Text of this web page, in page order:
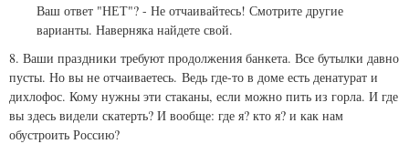
Ваш ответ "НЕТ"? - Не отчаивайтесь! Смотрите другие
варианты. Наверняка найдете свой.
8. Ваши праздники требуют продолжения банкета. Все бутылки давно
пусты. Но вы не отчаиваетесь. Ведь где-то в доме есть денатурат и
дихлофос. Кому нужны эти стаканы, если можно пить из горла. И где
вы здесь видели скатерть? И вообще: где я? кто я? и как нам
обустроить Россию?